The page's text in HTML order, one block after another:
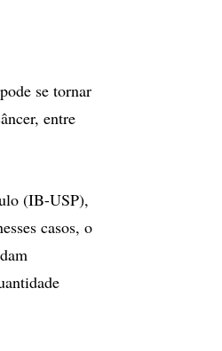
se tornar
entre
(IB-USP),
casos, o